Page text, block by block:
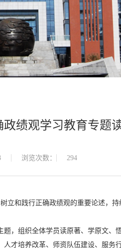
绩观学习教育专题
浏览次数： 294
和践行正确政绩观的重要论述，
，组织全体学员读原著、学原文
才培养改革、师资队伍建设、服